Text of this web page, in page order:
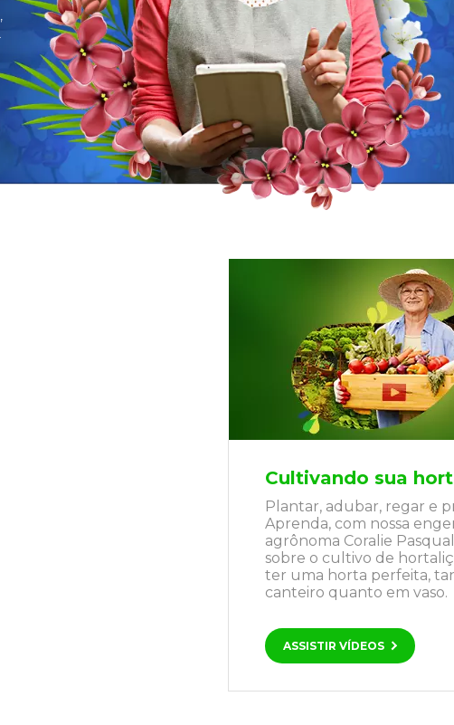
Cultivando sua
Plantar, adubar, regar e
Aprenda, com nossa
agrônoma Coralie
sobre o cultivo de
ter uma horta perfeita,
canteiro quanto em vaso.
ASSISTIR VÍDEOS